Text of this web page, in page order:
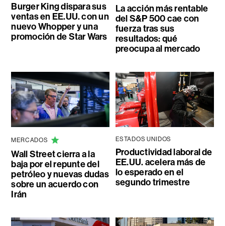
Burger King dispara sus
ventas en EE.UU. con un
nuevo Whopper y una
promoción de Star Wars
La acción más rentable
del S&P 500 cae con
fuerza tras sus
resultados: qué
preocupa al mercado
MERCADOS
Wall Street cierra a la
baja por el repunte del
petróleo y nuevas dudas
sobre un acuerdo con
Irán
ESTADOS UNIDOS
Productividad laboral de
EE.UU. acelera más de
lo esperado en el
segundo trimestre